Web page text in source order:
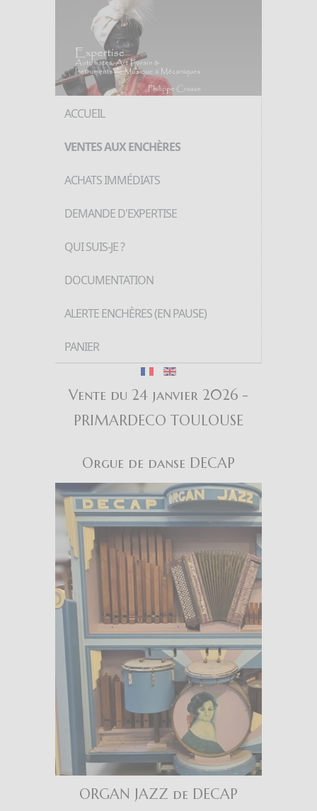
ACCUEIL
VENTES AUX ENCHÈRES
ACHATS IMMÉDIATS
DEMANDE D'EXPERTISE
QUI SUIS-JE ?
DOCUMENTATION
ALERTE ENCHÈRES (EN PAUSE)
PANIER
Vente du 24 janvier 2026 -
PRIMARDECO TOULOUSE
Orgue de danse DECAP
ORGAN JAZZ de DECAP